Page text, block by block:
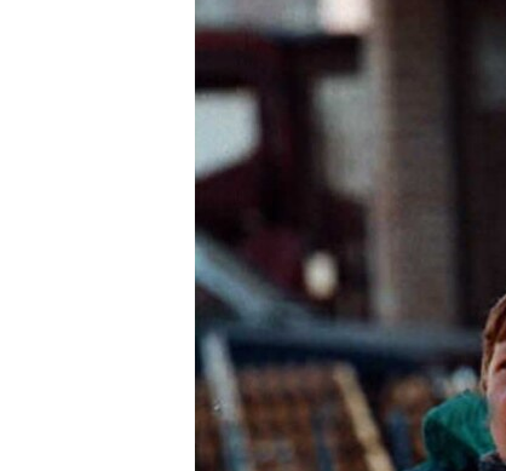
ЫҢГАЙСЫЗ СУРООЛОР